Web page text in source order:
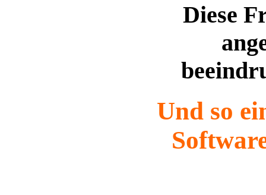
Diese
Und so